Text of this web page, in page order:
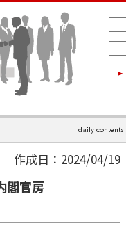
作成日：2024/04/19
閣官房